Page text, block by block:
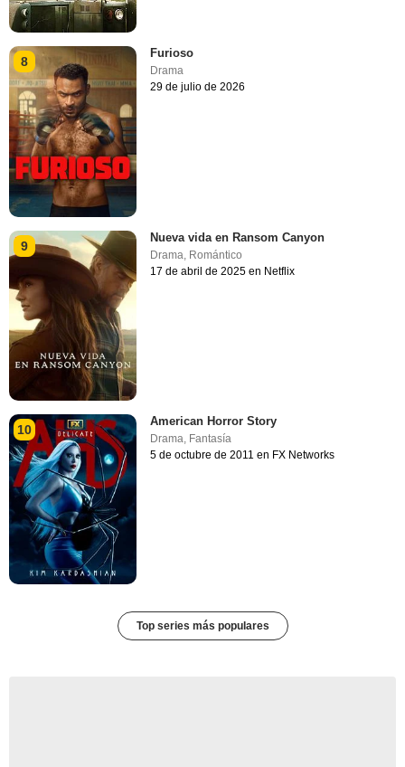
8
Furioso
Drama
29 de julio de 2026
9
Nueva vida en Ransom Canyon
Drama Romántico
17 de abril de 2025 en Netflix
10
American Horror Story
Drama, Fantasía
5 de octubre de 2011 en FX Networks
Top series más populares